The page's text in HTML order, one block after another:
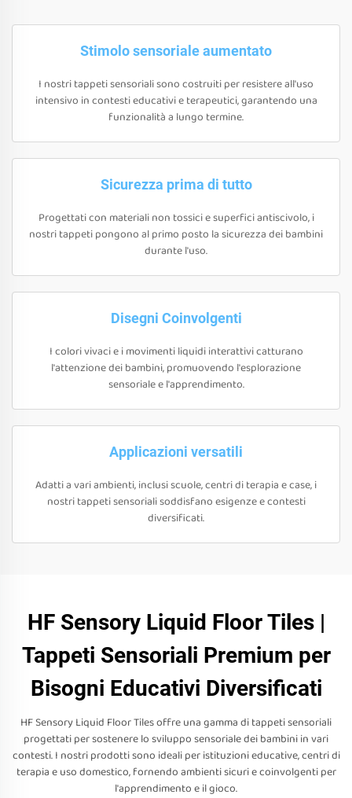
Stimolo sensoriale aumentato
I nostri tappeti sensoriali sono costruiti per resistere all'uso
intensivo in contesti educativi e terapeutici, garantendo una
funzionalità a lungo termine.
Sicurezza prima di tutto
Progettati con materiali non tossici e superfici antiscivolo, i
nostri tappeti pongono al primo posto la sicurezza dei bambini
durante l'uso.
Disegni Coinvolgenti
I colori vivaci e i movimenti liquidi interattivi catturano
l'attenzione dei bambini, promuovendo l'esplorazione
sensoriale e l'apprendimento.
Applicazioni versatili
Adatti a vari ambienti, inclusi scuole, centri di terapia e case, i
nostri tappeti sensoriali soddisfano esigenze e contesti
diversificati.
HF Sensory Liquid Floor Tiles |
Tappeti Sensoriali Premium per
Bisogni Educativi Diversificati
HF Sensory Liquid Floor Tiles offre una gamma di tappeti sensoriali
progettati per sostenere lo sviluppo sensoriale dei bambini in vari
contesti. I nostri prodotti sono ideali per istituzioni educative, centri di
terapia e uso domestico, fornendo ambienti sicuri e coinvolgenti per
l'apprendimento e il gioco.